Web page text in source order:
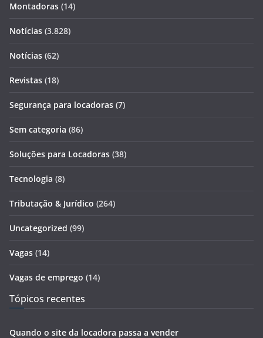
Montadoras (14)
Notícias (3.828)
Notícias (62)
Revistas (18)
Segurança para locadoras (7)
Sem categoria (86)
Soluções para Locadoras (38)
Tecnologia (8)
Tributação & Jurídico (264)
Uncategorized (99)
Vagas (14)
Vagas de emprego (14)
Tópicos recentes
Quando o site da locadora passa a vender